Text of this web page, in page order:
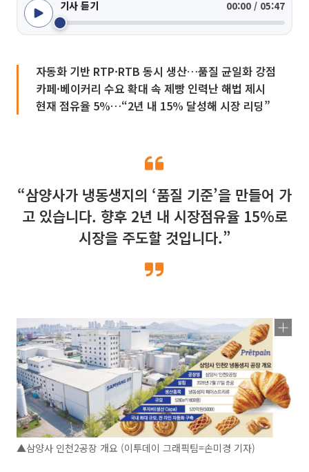
기사 듣기 00:00 / 05:47
자동화 기반 RTP·RTB 동시 생산…품질 균일화 강점
카페·베이커리 수요 확대 속 제빵 인력난 해법 제시
현재 점유율 5%…“2년 내 15% 달성해 시장 리딩”
“삼양사가 냉동생지의 ‘품질 기준’을 만들어 가
고 있습니다. 향후 2년 내 시장점유율 15%로
시장을 주도할 것입니다.”
▲삼양사 인천2공장 개요 (이투데이 그래픽팀=손미경 기자)